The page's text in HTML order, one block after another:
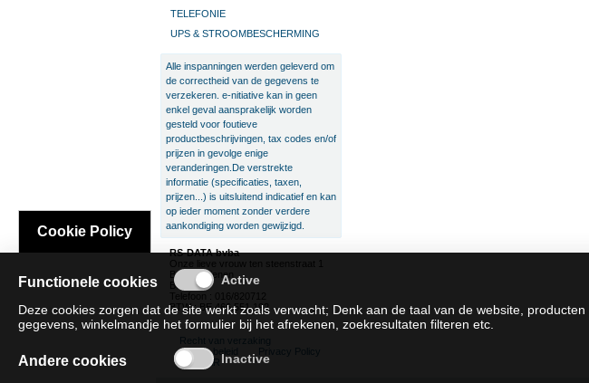
TELEFONIE
UPS & STROOMBESCHERMING
Alle inspanningen werden geleverd om
de correctheid van de gegevens te
verzekeren. e-nitiative kan in geen
enkel geval aansprakelijk worden
gesteld voor foutieve
productbeschrijvingen, tax codes en/of
prijzen in gevolge enige
veranderingen.De verstrekte
informatie (specificaties, taxen,
prijzen...) is uitsluitend indicatief en kan
op ieder moment zonder verdere
aankondiging worden gewijzigd.
RS-DATA bvba
Onze lieve vrouw ten steenstraat 1
B-3300 Tienen
België
Telefoon : 016/820712
BTW : BE 466.551.192
Recht van verzaking
Cookie beleid
Privacy Policy
SAT/SAR
Cookie Policy
Functionele cookies
Deze cookies zorgen dat de site werkt zoals verwacht; Denk aan de taal van de website,
gegevens, winkelmandje het formulier bij het afrekenen, zoekresultaten filteren etc.
Andere cookies